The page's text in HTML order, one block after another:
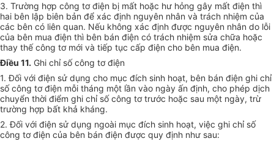
3. Trường hợp công tơ điện bị mất hoặc hư hỏng gây mất điện thì
hai bên lập biên bản để xác định nguyên nhân và trách nhiệm của
các bên có liên quan. Nếu không xác định được nguyên nhân do lỗi
của bên mua điện thì bên bán điện có trách nhiệm sửa chữa hoặc
thay thế công tơ mới và tiếp tục cấp điện cho bên mua điện.
Điều 11. Ghi chỉ số công tơ điện
1. Đối với điện sử dụng cho mục đích sinh hoạt, bên bán điện ghi chỉ
số công tơ điện mỗi tháng một lần vào ngày ấn định, cho phép dịch
chuyển thời điểm ghi chỉ số công tơ trước hoặc sau một ngày, trừ
trường hợp bất khả kháng.
2. Đối với điện sử dụng ngoài mục đích sinh hoạt, việc ghi chỉ số
công tơ điện của bên bán điện được quy định như sau: